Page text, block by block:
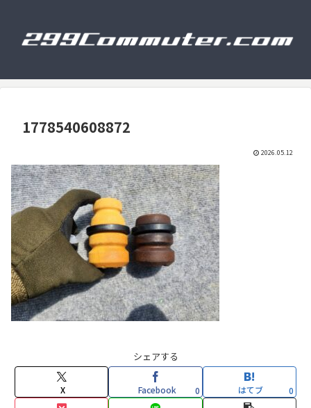
1778540608872
2026.05.12
シェアする
X Facebook 0 はてブ 0